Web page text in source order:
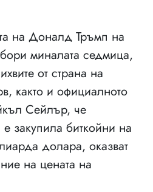
на Доналд Тръмп на
миналата седмица,
от страна на
както и официалното
Сейлър, че
закупила биткойни на
долара, оказват
на цената на